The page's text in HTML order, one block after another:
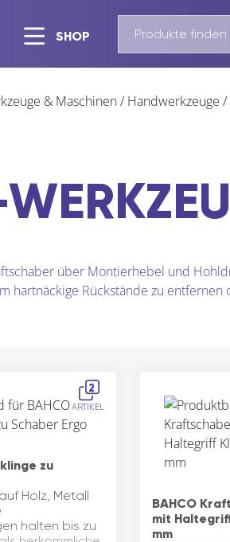
SHOP
& Maschinen/ Handwerkzeuge /
über Montierhebel und
hartnäckige Rückstände zu entfernen
2
ARTIKEL
zu
Holz, Metall
halten bis zu
BAHCO
mit
mm